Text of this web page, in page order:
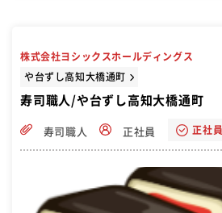
株式会社ヨシックスホールディングス
や台ずし高知大橋通町
寿司職人/や台ずし高知大橋通町
寿司職人 正社員 正社